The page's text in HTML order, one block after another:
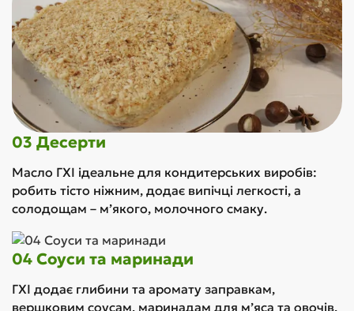
03 Десерти
Масло ГХІ ідеальне для кондитерських виробів:
робить тісто ніжним, додає випічці легкості, а
солодощам – м’якого, молочного смаку.
04 Соуси та маринади
ГХІ додає глибини та аромату заправкам,
вершковим соусам, маринадам для м’яса та овочів.